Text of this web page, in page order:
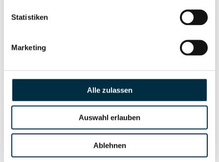
Statistiken
Marketing
Alle zulassen
Auswahl erlauben
Ablehnen
Eigentums- und Kontrollstruktur
Unternehmensprofil
anfragen
Unternehmensnetzwerk
Unternehmensprofil